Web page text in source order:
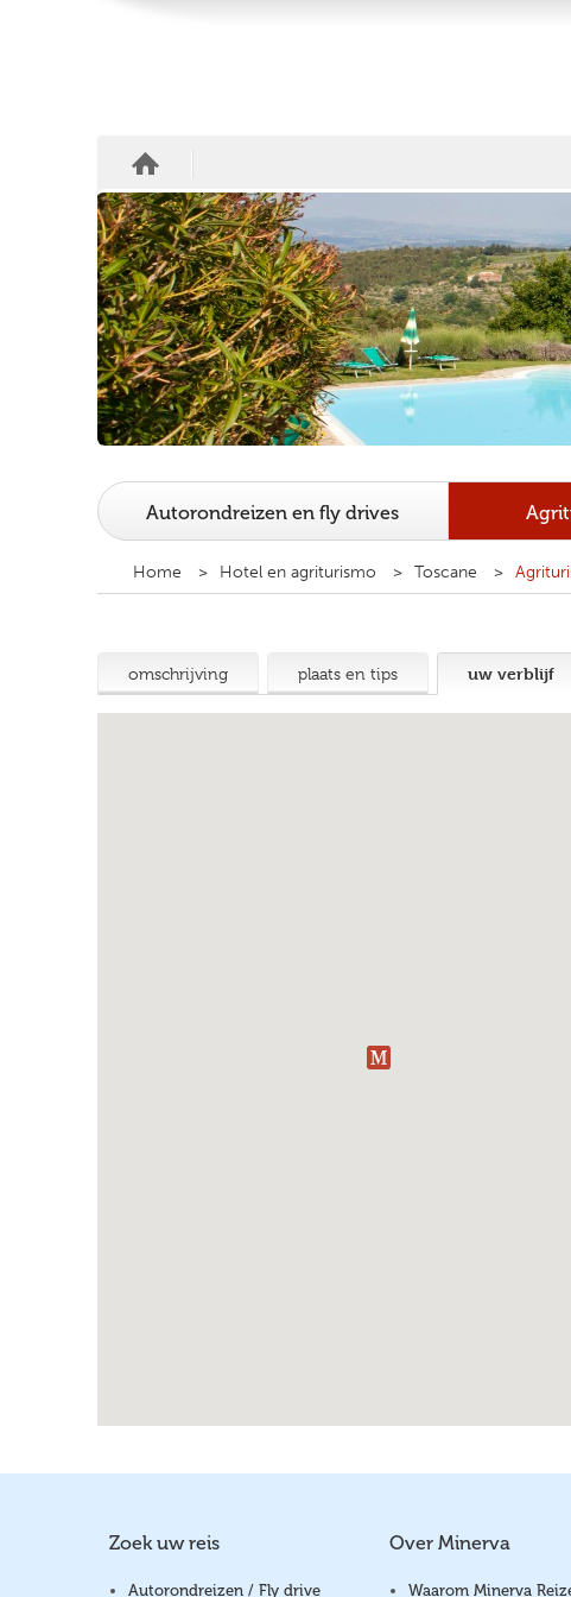
Autorondreizen en fly drives
Home Hotel en agriturismo Toscane
omschrijving plaats en tips uw verblijf
Zoek uw reis
Autorondreizen / Fly drive
Over Minerva
Waarom Minerva